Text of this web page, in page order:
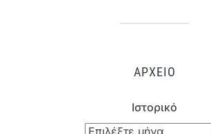
ΑΡΧΕΊΟ
Ιστορικό